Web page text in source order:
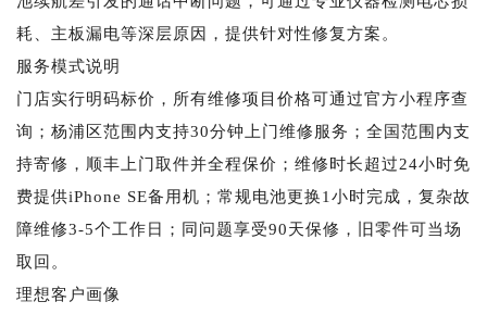
耗、主板漏电等深层原因，提供针对性修复方案。
服务模式说明
门店实行明码标价，所有维修项目价格可通过官方小程序查
询；杨浦区范围内支持30分钟上门维修服务；全国范围内支
持寄修，顺丰上门取件并全程保价；维修时长超过24小时免
费提供iPhone SE备用机；常规电池更换1小时完成，复杂故
障维修3-5个工作日；同问题享受90天保修，旧零件可当场
取回。
理想客户画像